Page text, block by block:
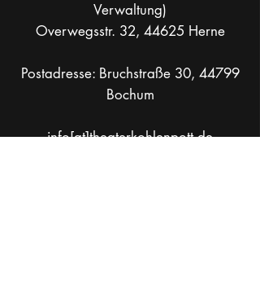
Verwaltung)
Overwegsstr. 32, 44625 Herne
Postadresse: Bruchstraße 30, 44799
Bochum
info[at]theaterkohlenpott.de